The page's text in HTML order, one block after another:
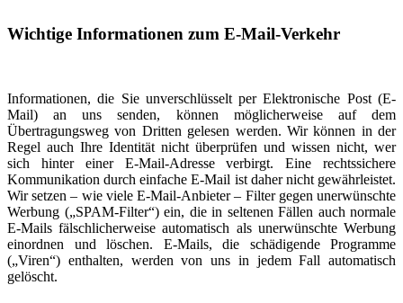
Wichtige Informationen zum E-Mail-Verkehr
Informationen, die Sie unverschlüsselt per Elektronische Post (E-
Mail) an uns senden, können möglicherweise auf dem
Übertragungsweg von Dritten gelesen werden. Wir können in der
Regel auch Ihre Identität nicht überprüfen und wissen nicht, wer
sich hinter einer E-Mail-Adresse verbirgt. Eine rechtssichere
Kommunikation durch einfache E-Mail ist daher nicht gewährleistet.
Wir setzen – wie viele E-Mail-Anbieter – Filter gegen unerwünschte
Werbung („SPAM-Filter“) ein, die in seltenen Fällen auch normale
E-Mails fälschlicherweise automatisch als unerwünschte Werbung
einordnen und löschen. E-Mails, die schädigende Programme
(„Viren“) enthalten, werden von uns in jedem Fall automatisch
gelöscht.